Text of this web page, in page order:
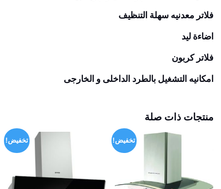
فلاتر معدنيه سهلة التنظيف
اضاءة ليد
فلاتر كربون
امكانيه التشغيل بالطرد الداخلى و الخارجى
منتجات ذات صلة
تخفيض! تخفيض!